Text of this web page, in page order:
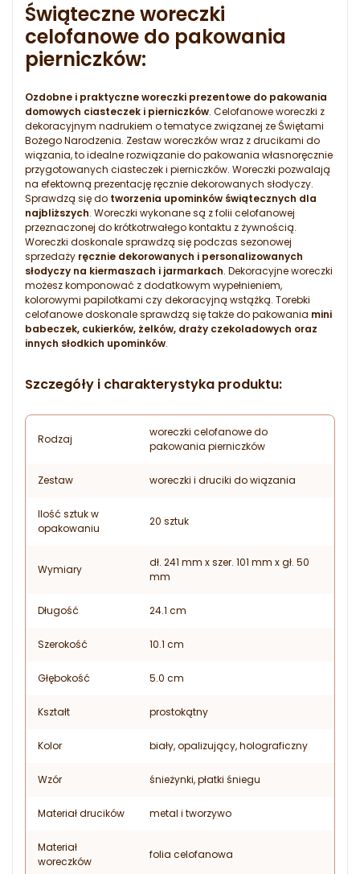
Świąteczne woreczki
celofanowe do pakowania
pierniczków:
Ozdobne i praktyczne woreczki prezentowe do pakowania
domowych ciasteczek i pierniczków. Celofanowe woreczki z
dekoracyjnym nadrukiem o tematyce związanej ze Świętami
Bożego Narodzenia. Zestaw woreczków wraz z drucikami do
wiązania, to idealne rozwiązanie do pakowania własnoręcznie
przygotowanych ciasteczek i pierniczków. Woreczki pozwalają
na efektowną prezentację ręcznie dekorowanych słodyczy.
Sprawdzą się do tworzenia upominków świątecznych dla
najbliższych. Woreczki wykonane są z folii celofanowej
przeznaczonej do krótkotrwałego kontaktu z żywnością.
Woreczki doskonale sprawdzą się podczas sezonowej
sprzedaży ręcznie dekorowanych i personalizowanych
słodyczy na kiermaszach i jarmarkach. Dekoracyjne woreczki
możesz komponować z dodatkowym wypełnieniem,
kolorowymi papilotkami czy dekoracyjną wstążką. Torebki
celofanowe doskonale sprawdzą się także do pakowania mini
babeczek, cukierków, żelków, draży czekoladowych oraz
innych słodkich upominków.
Szczegóły i charakterystyka produktu:
Rodzaj
woreczki celofanowe do
pakowania pierniczków
Zestaw woreczki i druciki do wiązania
Ilość sztuk w
opakowaniu
20 sztuk
Wymiary
dł. 241 mm x szer. 101 mm x gł. 50
mm
Długość 24.1 cm
Szerokość 10.1 cm
Głębokość 5.0 cm
Kształt prostokątny
Kolor biały, opalizujący, holograficzny
Wzór śnieżynki, płatki śniegu
Materiał drucików metal i tworzywo
Materiał
woreczków
folia celofanowa